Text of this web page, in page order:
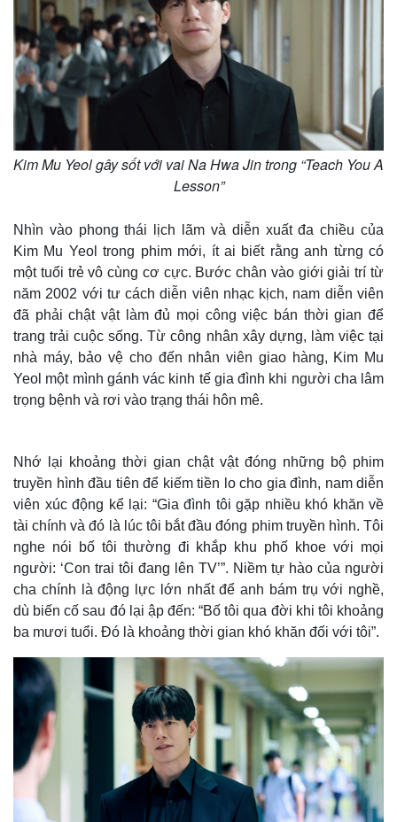
Thế giới
Quan sát
Cuộc sống đó đây
Hồ sơ
Multimedia
Video
E-Magazine
Infographic
Kim Mu Yeol gây sốt với vai Na Hwa Jin trong “Teach You A
Lesson”
Nhìn vào phong thái lịch lãm và diễn xuất đa chiều của
Kim Mu Yeol trong phim mới, ít ai biết rằng anh từng có
một tuổi trẻ vô cùng cơ cực. Bước chân vào giới giải trí từ
năm 2002 với tư cách diễn viên nhạc kịch, nam diễn viên
đã phải chật vật làm đủ mọi công việc bán thời gian để
trang trải cuộc sống. Từ công nhân xây dựng, làm việc tại
nhà máy, bảo vệ cho đến nhân viên giao hàng, Kim Mu
Yeol một mình gánh vác kinh tế gia đình khi người cha lâm
trọng bệnh và rơi vào trạng thái hôn mê.
Nhớ lại khoảng thời gian chật vật đóng những bộ phim
truyền hình đầu tiên để kiếm tiền lo cho gia đình, nam diễn
viên xúc động kể lại: “Gia đình tôi gặp nhiều khó khăn về
tài chính và đó là lúc tôi bắt đầu đóng phim truyền hình. Tôi
nghe nói bố tôi thường đi khắp khu phố khoe với mọi
người: ‘Con trai tôi đang lên TV’”. Niềm tự hào của người
cha chính là động lực lớn nhất để anh bám trụ với nghề,
dù biến cố sau đó lại ập đến: “Bố tôi qua đời khi tôi khoảng
ba mươi tuổi. Đó là khoảng thời gian khó khăn đối với tôi”.